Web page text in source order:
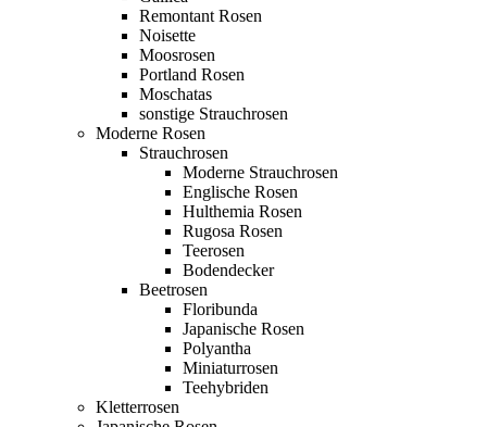
Remontant Rosen
Noisette
Moosrosen
Portland Rosen
Moschatas
sonstige Strauchrosen
Moderne Rosen
Strauchrosen
Moderne Strauchrosen
Englische Rosen
Hulthemia Rosen
Rugosa Rosen
Teerosen
Bodendecker
Beetrosen
Floribunda
Japanische Rosen
Polyantha
Miniaturrosen
Teehybriden
Kletterrosen